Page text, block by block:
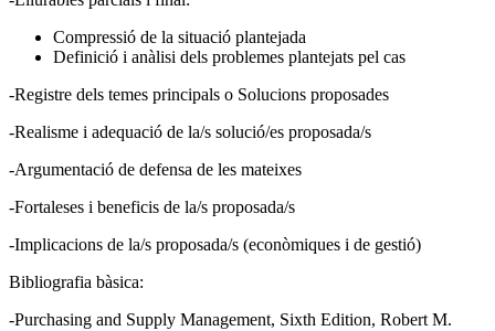
Compressió de la situació plantejada
Definició i anàlisi dels problemes plantejats pel cas
-Registre dels temes principals o Solucions proposades
-Realisme i adequació de la/s solució/es proposada/s
-Argumentació de defensa de les mateixes
-Fortaleses i beneficis de la/s proposada/s
-Implicacions de la/s proposada/s (econòmiques i de gestió)
Bibliografia bàsica:
-Purchasing and Supply Management, Sixth Edition, Robert M.